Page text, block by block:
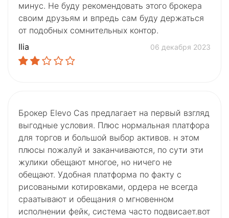
минус. Не буду рекомендовать этого брокера
своим друзьям и впредь сам буду держаться
от подобных сомнительных контор.
Ilia
06 декабря 2023
Брокер Elevo Cas предлагает на первый взгляд
выгодные условия. Плюс нормальная платфора
для торгов и большой выбор активов. н этом
плюсы пожалуй и заканчиваются, по сути эти
жулики обещают многое, но ничего не
обещают. Удобная платформа по факту с
рисоваными котировками, ордера не всегда
сраатывают и обещания о мгновенном
исполнении фейк, система часто подвисает.вот